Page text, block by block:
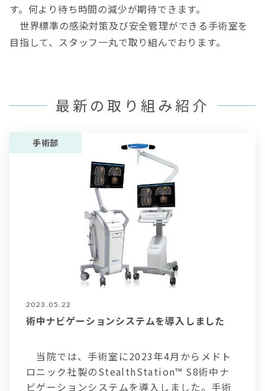
す。何より待ち時間の減少が期待できます。
世界標準の感染対策及び安全管理ができる手術室を
目指して、スタッフ一丸で取り組んでおります。
最新の取り組み紹介
手術部
2023.05.22
術中ナビゲーションシステムを導入しました
当院では、手術室に2023年4月からメドト
ロニック社製のStealthStation™ S8術中ナ
ビゲーションシステムを導入しました。手術